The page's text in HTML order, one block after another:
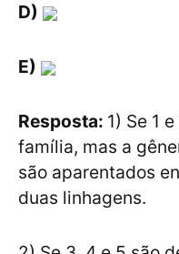
D)
E)
Resposta: 1) Se 1
família, mas a
são aparentados
duas linhagens.